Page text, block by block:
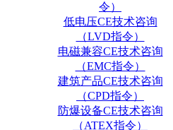
令）
低电压CE技术咨询
（LVD指令）
电磁兼容CE技术咨询
（EMC指令）
建筑产品CE技术咨询
（CPD指令）
防爆设备CE技术咨询
（ATEX指令）